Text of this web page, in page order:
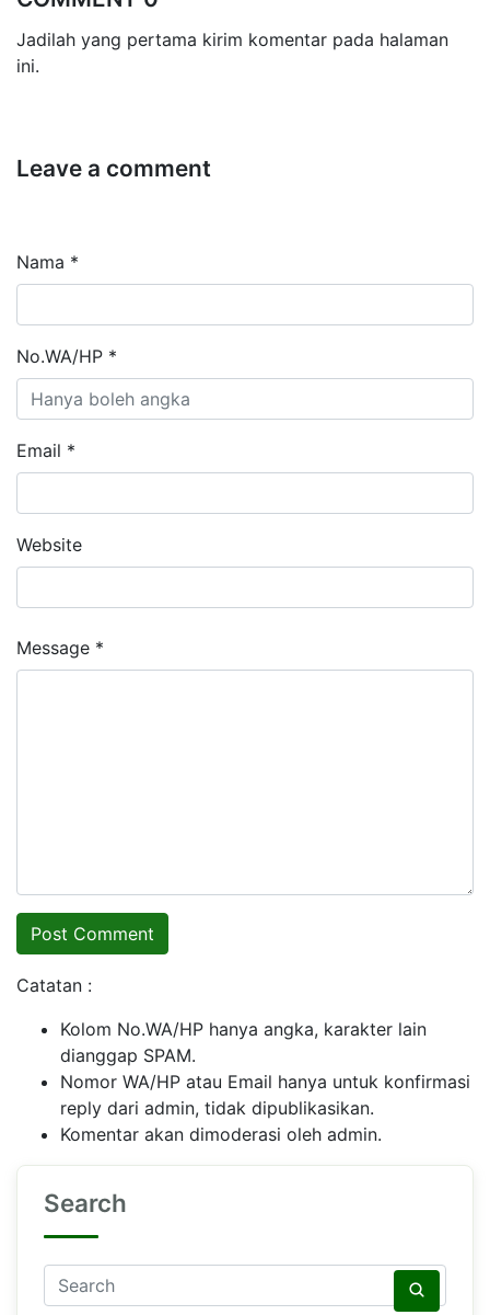
Jadilah yang pertama kirim komentar pada halaman
ini.
Leave a comment
Nama *
No.WA/HP *
Email *
Website
Message *
Catatan :
Kolom No.WA/HP hanya angka, karakter lain
dianggap SPAM.
Nomor WA/HP atau Email hanya untuk konfirmasi
reply dari admin, tidak dipublikasikan.
Komentar akan dimoderasi oleh admin.
Search